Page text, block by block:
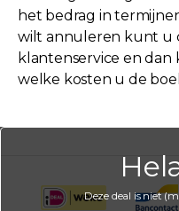
het bedrag in
wilt annuleren kunt u
klantenservice en
welke kosten u de
Deze deal is niet